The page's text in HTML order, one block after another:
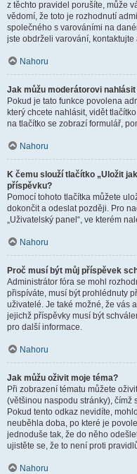
z těchto pravidel porušíte, může
vědomí, že toto je rozhodnutí
společného s varováními na
jste obdrželi varování, kontaktujte
Nahoru
Jak můžu moderátorovi
Pokud je tato funkce povolena
který chcete nahlásit, vidět
na tlačítko se zobrazí formulář,
Nahoru
K čemu slouží tlačítko „Uložit
příspěvku?
Pomocí tohoto tlačítka můžete
dokončit a odeslat později. Pro
„Uživatelský panel“, ve kterém
Nahoru
Proč musí být můj příspěvek
Administrátor fóra se mohl
přispíváte, musí být prohlédnuty
uživatelé. Je také možné, že vás
jejichž příspěvky musí být
pro další informace.
Nahoru
Jak můžu oživit moje téma?
Při zobrazení tématu můžete
(většinou naspodu stránky), čímž
Pokud tento odkaz nevidíte,
neuběhla doba, po které je
jednoduše tak, že do něho
ujistěte se, že to není proti
Nahoru